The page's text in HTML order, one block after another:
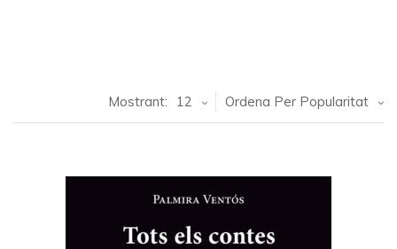
Ordena Per Popularitat
Mostrant: 12